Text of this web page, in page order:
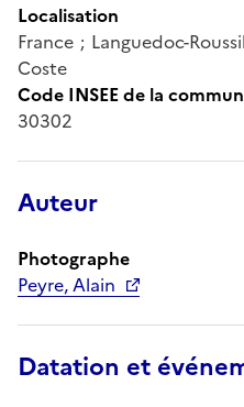
Localisation
France ; Languedoc-
Coste
Code INSEE de la
30302
Auteur
Photographe
Peyre, Alain
Datation et